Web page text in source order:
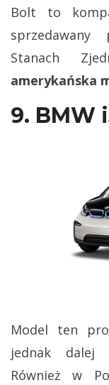
Bolt to
Stanach
amerykańska
9. BMW
Model ten
jednak dalej
Również w